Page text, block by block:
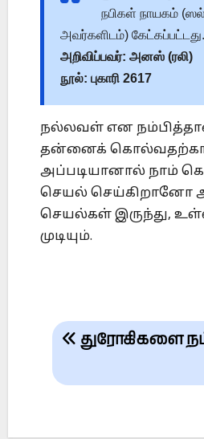
நபிகள் நாயகம்
அவர்களிடம்)
அறிவிப்பவர்: அனஸ் (ரலி)
நூல்: புகாரி 2617
நல்லவள் என
தன்னைக் கொல்வதற்காக
அப்படியானால் நாம்
செயல் செய்கிறானோ
செயல்கள் இருந்து,
முடியும்.
Post
navigation
துரோகிகளை